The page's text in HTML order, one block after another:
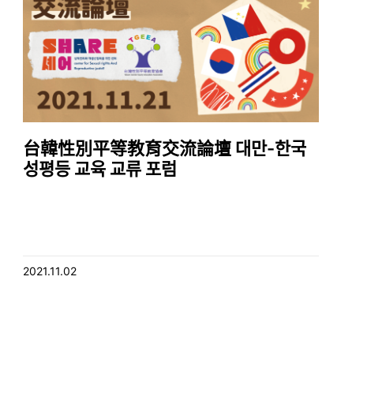
台韓性別平等教育交流論壇 대만-한국
성평등 교육 교류 포럼
2021.11.02